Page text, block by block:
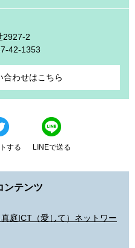
2927-2
42-1353
合わせはこちら
する LINEで送る
ンテンツ
真庭ICT（愛して）ネットワー